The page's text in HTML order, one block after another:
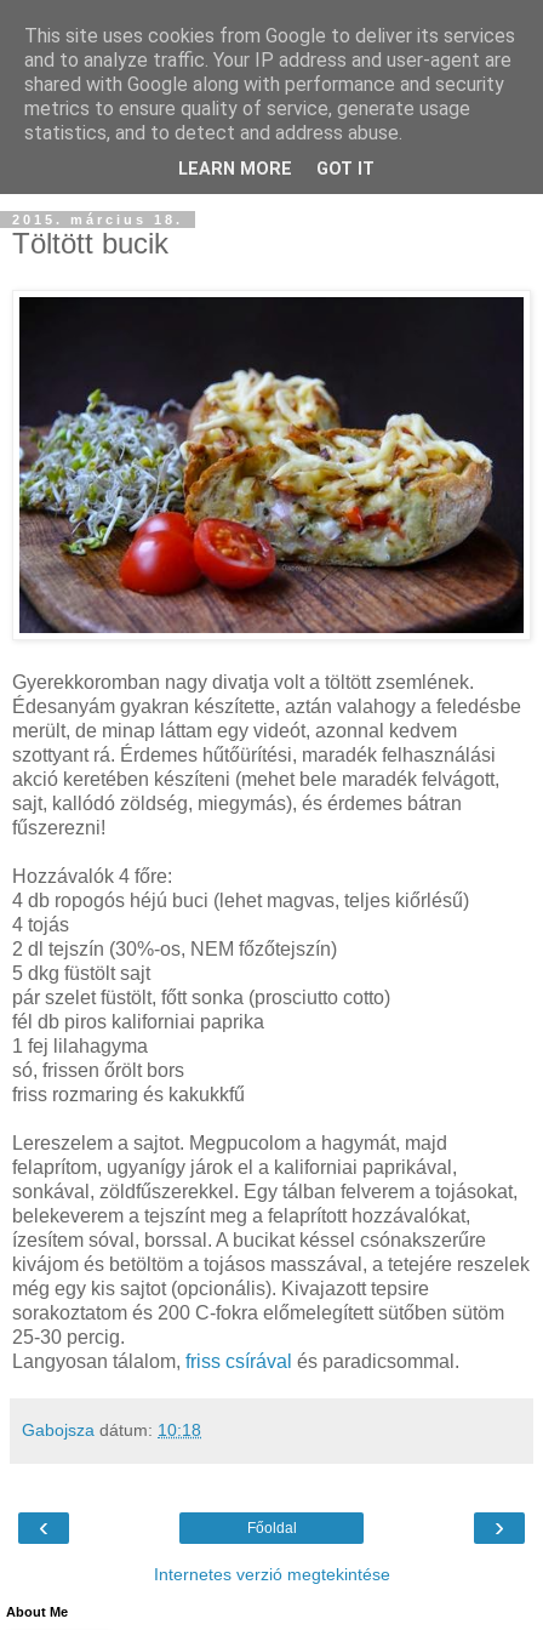
2015. március 18.
Töltött bucik
Gyerekkoromban nagy divatja volt a töltött zsemlének.
Édesanyám gyakran készítette, aztán valahogy a feledésbe
merült, de minap láttam egy videót, azonnal kedvem
szottyant rá. Érdemes hűtőürítési, maradék felhasználási
akció keretében készíteni (mehet bele maradék felvágott,
sajt, kallódó zöldség, miegymás), és érdemes bátran
fűszerezni!
Hozzávalók 4 főre:
4 db ropogós héjú buci (lehet magvas, teljes kiőrlésű)
4 tojás
2 dl tejszín (30%-os, NEM főzőtejszín)
5 dkg füstölt sajt
pár szelet füstölt, főtt sonka (prosciutto cotto)
fél db piros kaliforniai paprika
1 fej lilahagyma
só, frissen őrölt bors
friss rozmaring és kakukkfű
Lereszelem a sajtot. Megpucolom a hagymát, majd
felaprítom, ugyanígy járok el a kaliforniai paprikával,
sonkával, zöldfűszerekkel. Egy tálban felverem a tojásokat,
belekeverem a tejszínt meg a felaprított hozzávalókat,
ízesítem sóval, borssal. A bucikat késsel csónakszerűre
kivájom és betöltöm a tojásos masszával, a tetejére reszelek
még egy kis sajtot (opcionális). Kivajazott tepsire
sorakoztatom és 200 C-fokra előmelegített sütőben sütöm
25-30 percig.
Langyosan tálalom, friss csírával és paradicsommal.
Gabojsza dátum: 10:18
‹ ›
Főoldal
Internetes verzió megtekintése
About Me
This site uses cookies from Google to deliver its services
and to analyze traffic. Your IP address and user-agent are
shared with Google along with performance and security
metrics to ensure quality of service, generate usage
statistics, and to detect and address abuse.
LEARN MORE GOT IT